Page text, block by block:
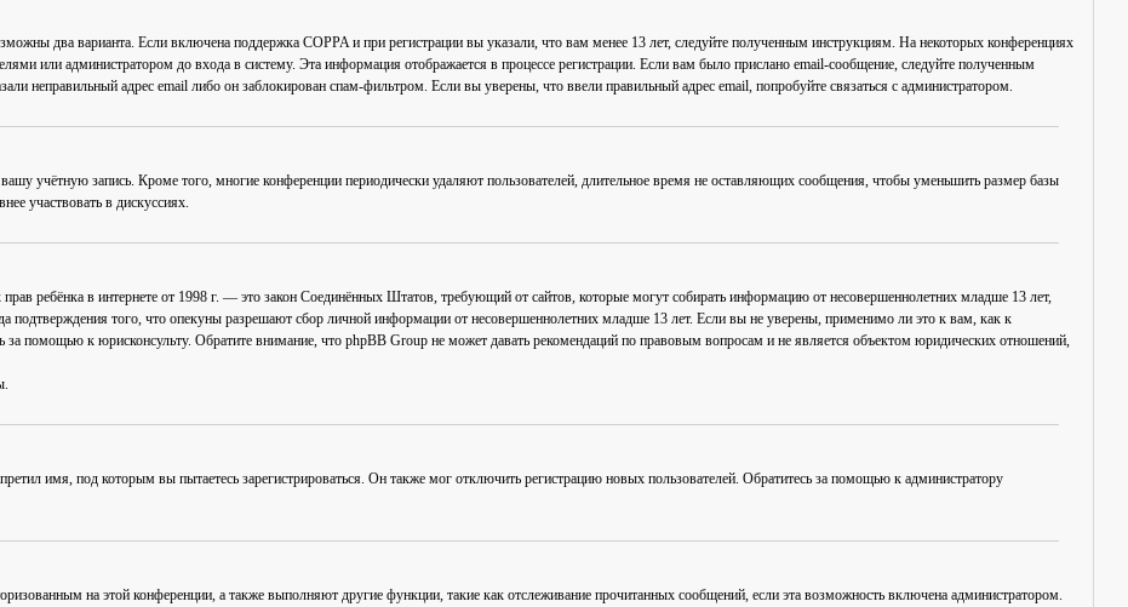
два варианта. Если включена поддержка COPPA и при регистрации вы указали, что вам менее 13 лет, следуйте полученным инструкциям. На некоторых конференциях
или администратором до входа в систему. Эта информация отображается в процессе регистрации. Если вам было прислано email-сообщение, следуйте полученным
неправильный адрес email либо он заблокирован спам-фильтром. Если вы уверены, что ввели правильный адрес email, попробуйте связаться с администратором.
учётную запись. Кроме того, многие конференции периодически удаляют пользователей, длительное время не оставляющих сообщения, чтобы уменьшить размер базы
участвовать в дискуссиях.
ребёнка в интернете от 1998 г. — это закон Соединённых Штатов, требующий от сайтов, которые могут собирать информацию от несовершеннолетних младше 13 лет,
подтверждения того, что опекуны разрешают сбор личной информации от несовершеннолетних младше 13 лет. Если вы не уверены, применимо ли это к вам, как к
помощью к юрисконсульту. Обратите внимание, что phpBB Group не может давать рекомендаций по правовым вопросам и не является объектом юридических отношений,
имя, под которым вы пытаетесь зарегистрироваться. Он также мог отключить регистрацию новых пользователей. Обратитесь за помощью к администратору
на этой конференции, а также выполняют другие функции, такие как отслеживание прочитанных сообщений, если эта возможность включена администратором.